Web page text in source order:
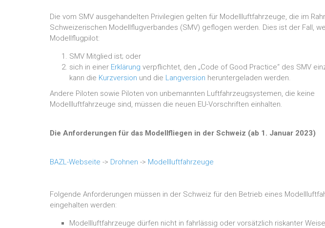
Die vom SMV ausgehandelten Privilegien gelten für Modellluftfahrzeuge, die im
Schweizerischen Modellflugverbandes (SMV) geflogen werden. Dies ist der Fall,
Modellflugpilot:
SMV Mitglied ist; oder
sich in einer Erklärung verpflichtet, den „Code of Good Practice“ des SMV
kann die Kurzversion und die Langversion heruntergeladen werden.
Andere Piloten sowie Piloten von unbemannten Luftfahrzeugsystemen, die keine
Modellluftfahrzeuge sind, müssen die neuen EU-Vorschriften einhalten.
Die Anforderungen für das Modellfliegen in der Schweiz (ab 1. Januar 2023)
BAZL-Webseite -> Drohnen -> Modellluftfahrzeuge
Folgende Anforderungen müssen in der Schweiz für den Betrieb eines
eingehalten werden:
Modellluftfahrzeuge dürfen nicht in fahrlässig oder vorsätzlich riskanter